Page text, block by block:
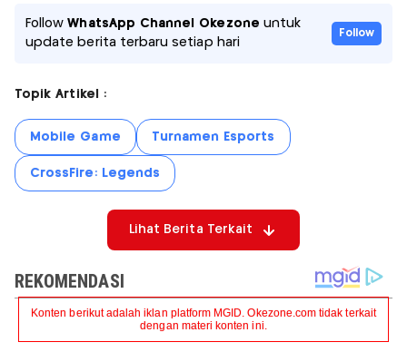
FollowWhatsApp Channel Okezone untuk
update berita terbaru setiap hari
Follow
Topik Artikel :
Mobile Game Turnamen Esports
CrossFire: Legends
Lihat Berita Terkait